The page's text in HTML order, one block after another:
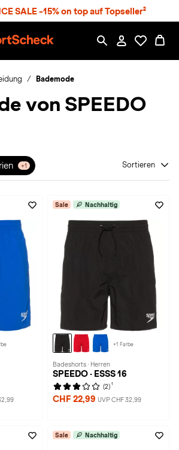
SALE -15% on top auf Topseller²
Bademode
von SPEEDO
+1 Sortieren
Sale Nachhaltig
+1 Farbe
Badeshorts · Herren
SPEEDO · ESSS 16
(2) 1
CHF 22,99 UVP CHF 32,99
Sale Nachhaltig